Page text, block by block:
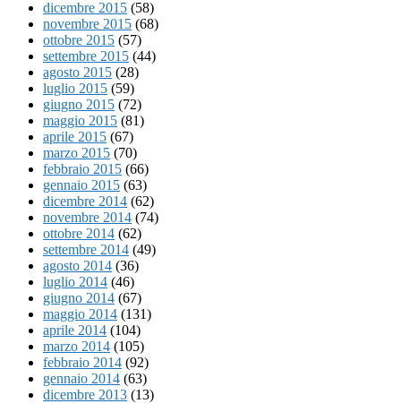
dicembre 2015 (58)
novembre 2015 (68)
ottobre 2015 (57)
settembre 2015 (44)
agosto 2015 (28)
luglio 2015 (59)
giugno 2015 (72)
maggio 2015 (81)
aprile 2015 (67)
marzo 2015 (70)
febbraio 2015 (66)
gennaio 2015 (63)
dicembre 2014 (62)
novembre 2014 (74)
ottobre 2014 (62)
settembre 2014 (49)
agosto 2014 (36)
luglio 2014 (46)
giugno 2014 (67)
maggio 2014 (131)
aprile 2014 (104)
marzo 2014 (105)
febbraio 2014 (92)
gennaio 2014 (63)
dicembre 2013 (13)